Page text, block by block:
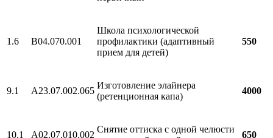
1.6 В04.070.001
Школа психологической
профилактики (адаптивный
прием для детей)
550
9.1 А23.07.002.065
Изготовление элайнера
(ретенционная капа)
4000
10.1 А02.07.010.002
Снятие оттиска с одной челюсти
650